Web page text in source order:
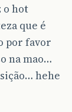
o hot
que é
por favor
na mao…
hehe